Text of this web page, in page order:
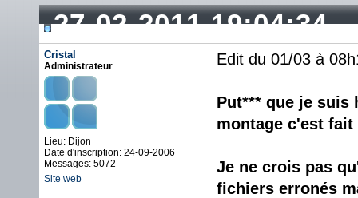
27-02-2011 19:04:34
Cristal
Administrateur
Lieu: Dijon
Date d'inscription: 24-09-2006
Messages: 5072
Site web
Edit du 01/03 à
Put*** que je suis
montage c'est
Je ne crois pas
fichiers erronés